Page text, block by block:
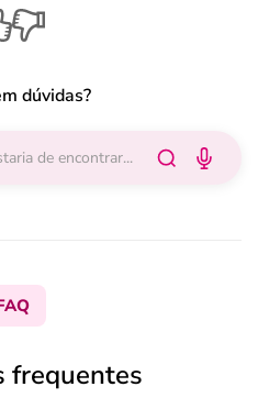
dúvidas?
frequentes